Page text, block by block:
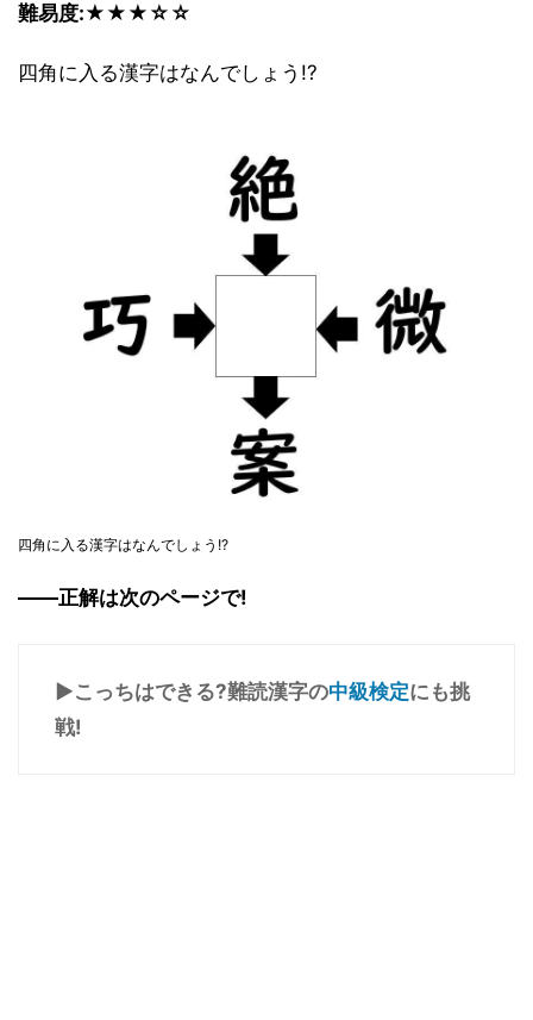
難易度:★★★☆☆
四角に入る漢字はなんでしょう!?
四角に入る漢字はなんでしょう!?
――正解は次のページで!
▶こっちはできる?難読漢字の中級検定にも挑
戦!